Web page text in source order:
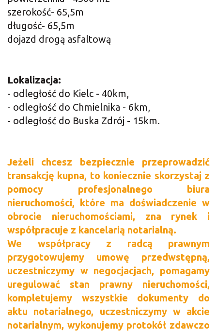
szerokość- 65,5m
długość- 65,5m
dojazd drogą asfaltową
Lokalizacja:
- odległość do Kielc - 40km,
- odległość do Chmielnika - 6km,
- odległość do Buska Zdrój - 15km.
Jeżeli chcesz bezpiecznie przeprowadzić
transakcję kupna, to koniecznie skorzystaj z
pomocy profesjonalnego biura
nieruchomości, które ma doświadczenie w
obrocie nieruchomościami, zna rynek i
współpracuje z kancelarią notarialną.
We współpracy z radcą prawnym
przygotowujemy umowę przedwstępną,
uczestniczymy w negocjacjach, pomagamy
uregulować stan prawny nieruchomości,
kompletujemy wszystkie dokumenty do
aktu notarialnego, uczestniczymy w akcie
notarialnym, wykonujemy protokół zdawczo